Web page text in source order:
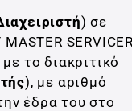
) σε
SERVICER
το διακριτικό
), με αριθμό
έδρα του στο